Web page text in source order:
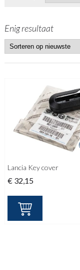
Enig resultaat
Lancia Key cover
€ 32,15